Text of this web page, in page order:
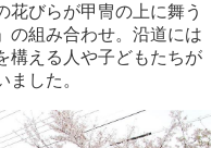
花びらが甲冑の上に舞う
の組み合わせ。沿道には
構える人や子どもたちが
した。